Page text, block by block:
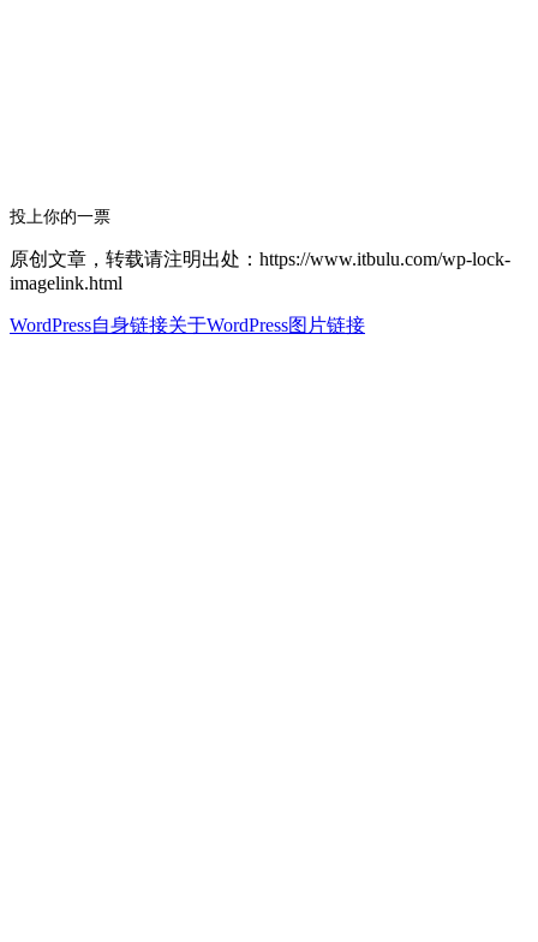
投上你的一票
原创文章，转载请注明出处：https://www.itbulu.com/wp-lock-
imagelink.html
WordPress自身链接关于WordPress图片链接